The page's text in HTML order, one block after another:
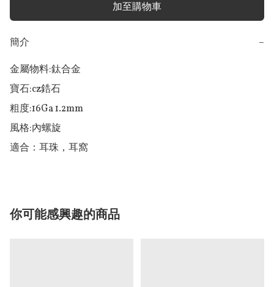
加至購物車
簡介
−
金屬物料:鈦合金
寶石:cz鋯石
粗度:16Ga 1.2mm
風格:內螺旋
適合：耳珠，耳窩
你可能感興趣的商品